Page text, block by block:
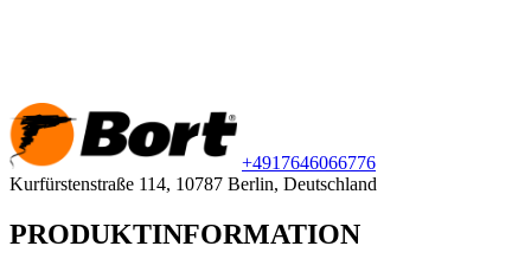
+4917646066776
Kurfürstenstraße 114, 10787 Berlin, Deutschland
PRODUKTINFORMATION